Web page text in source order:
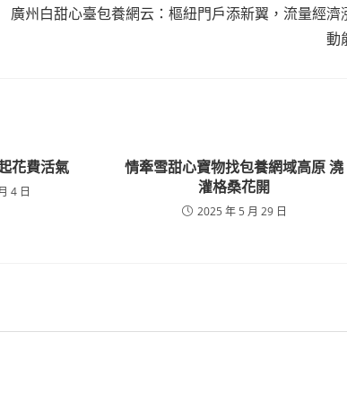
廣州白甜心臺包養網云：樞紐門戶添新翼，流量經濟
動
花費活氣
4 日
情牽雪甜心寶物找包養網域高原 澆
灌格桑花開
2025 年 5 月 29 日